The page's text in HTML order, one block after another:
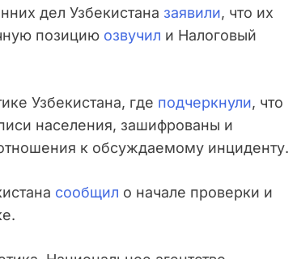
дел Узбекистана заявили, что их
позицию озвучил и Налоговый
Узбекистана, где подчеркнули, что
населения, зашифрованы и
к обсуждаемому инциденту.
сообщил о начале проверки и